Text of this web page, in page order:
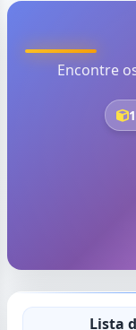
Encontre
Lista